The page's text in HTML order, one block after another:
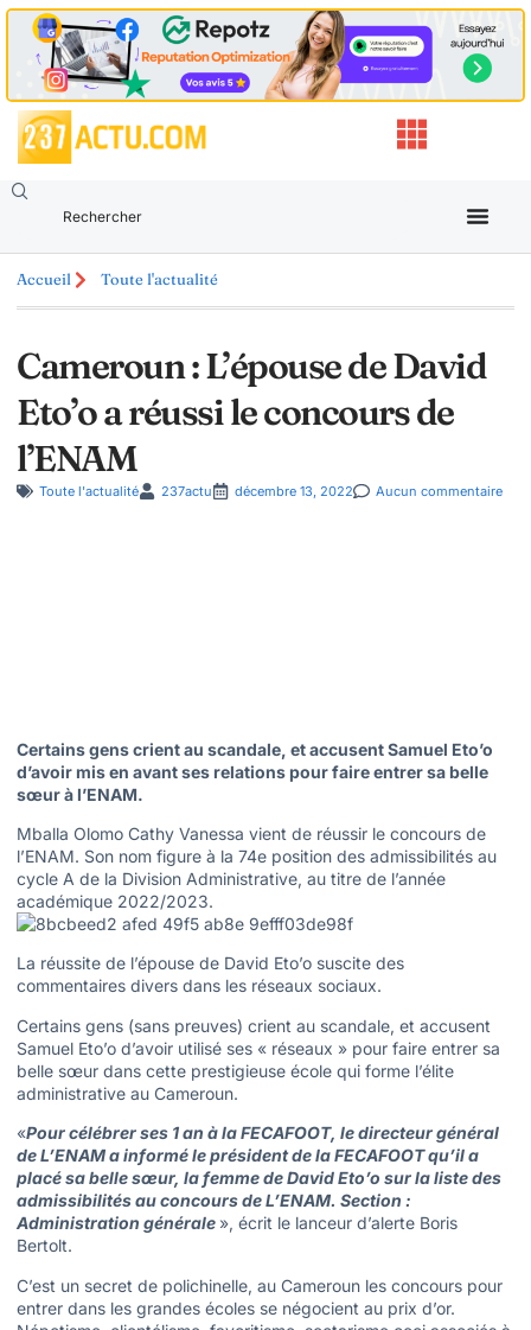
Accueil Toute l'actualité
Cameroun : L’épouse de David
Eto’o a réussi le concours de
l’ENAM
Toute l'actualité 237actu décembre 13, 2022 Aucun commentaire
Certains gens crient au scandale, et accusent Samuel Eto’o
d’avoir mis en avant ses relations pour faire entrer sa belle
sœur à l’ENAM.
Mballa Olomo Cathy Vanessa vient de réussir le concours de
l’ENAM. Son nom figure à la 74e position des admissibilités au
cycle A de la Division Administrative, au titre de l’année
académique 2022/2023.
La réussite de l’épouse de David Eto’o suscite des
commentaires divers dans les réseaux sociaux.
Certains gens (sans preuves) crient au scandale, et accusent
Samuel Eto’o d’avoir utilisé ses « réseaux » pour faire entrer sa
belle sœur dans cette prestigieuse école qui forme l’élite
administrative au Cameroun.
«Pour célébrer ses 1 an à la FECAFOOT, le directeur général
de L’ENAM a informé le président de la FECAFOOT qu’il a
placé sa belle sœur, la femme de David Eto’o sur la liste des
admissibilités au concours de L’ENAM. Section :
Administration générale », écrit le lanceur d’alerte Boris
Bertolt.
C’est un secret de polichinelle, au Cameroun les concours pour
entrer dans les grandes écoles se négocient au prix d’or.